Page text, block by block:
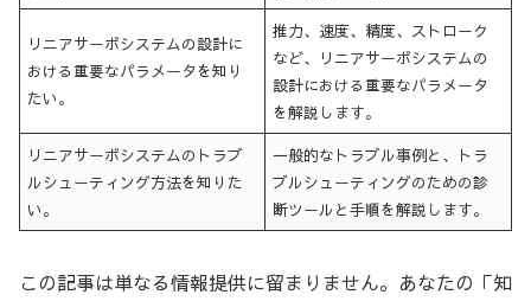
リニアサーボシステムの設計に
おける重要なパラメータを知り
たい。
推力、速度、精度、ストローク
など、リニアサーボシステムの
設計における重要なパラメータ
を解説します。
リニアサーボシステムのトラブ
ルシューティング方法を知りた
い。
一般的なトラブル事例と、トラ
ブルシューティングのための診
断ツールと手順を解説します。
この記事は単なる情報提供に留まりません。あなたの「知